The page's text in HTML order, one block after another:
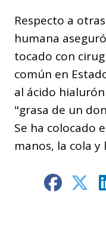
Respecto a
humana
tocado con
común en
al ácido
"grasa de un
Se ha colocado
manos, la cola y